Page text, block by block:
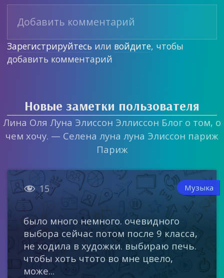
Зарегистрируйтесь или войдите, чтобы
добавить комментарий
Новые заметки пользователя
Лина Оля Луна Элиссон Эллиссон Блог о том, о
чем хочу. — Селена луна луна Элиссон париж
Париж
 15 Музыка
было много немного. очевидного
выбора сейчас потом после 9 класса,
не ходила в художки. выбираю печь.
чтобы хоть чтото во мне цвело,
може...